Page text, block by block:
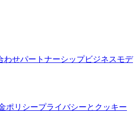
わせパートナーシップビジネスモデ
ポリシープライバシーとクッキー